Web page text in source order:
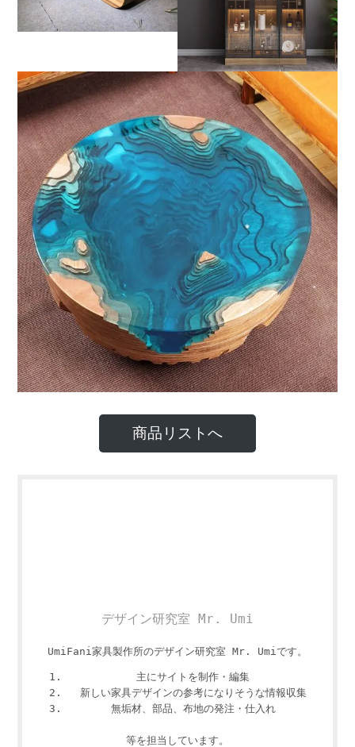
商品リストへ
デザイン研究室 Mr. Umi
UmiFani家具製作所のデザイン研究室 Mr. Umiです。
主にサイトを制作・編集
新しい家具デザインの参考になりそうな情報収集
無垢材、部品、布地の発注・仕入れ
等を担当しています。